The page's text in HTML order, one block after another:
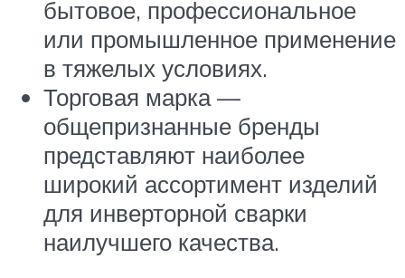
бытовое, профессиональное
или промышленное применение
в тяжелых условиях.
Торговая марка —
общепризнанные бренды
представляют наиболее
широкий ассортимент изделий
для инверторной сварки
наилучшего качества.